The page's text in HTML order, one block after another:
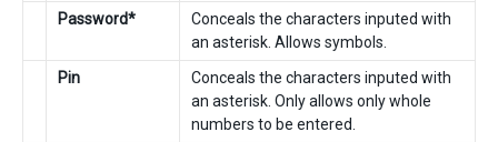
Password*
Conceals the characters inputed with
an asterisk. Allows symbols.
Pin
Conceals the characters inputed with
an asterisk. Only allows only whole
numbers to be entered.